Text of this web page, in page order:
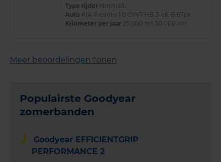
Type rijder Normaal
Auto KIA Picanto 1.0 CVVT HB 3-cil. B 67pk
Kilometer per jaar 25.000 tot 50.000 km
Meer beoordelingen tonen
Populairste Goodyear
zomerbanden
Goodyear EFFICIENTGRIP
PERFORMANCE 2